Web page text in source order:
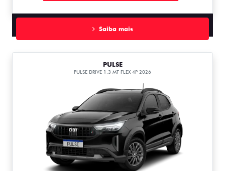
Saiba mais
PULSE
PULSE DRIVE 1.3 MT FLEX 4P 2026